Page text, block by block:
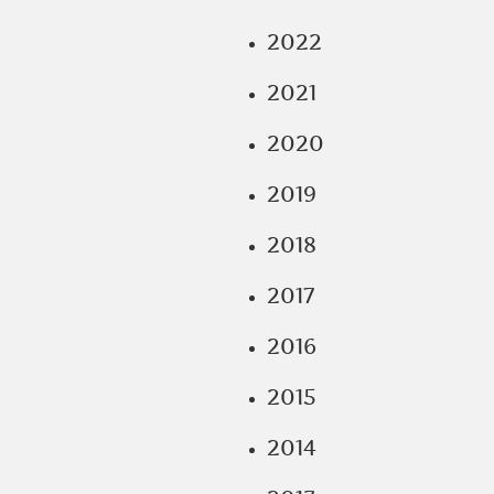
2022
2021
2020
2019
2018
2017
2016
2015
2014